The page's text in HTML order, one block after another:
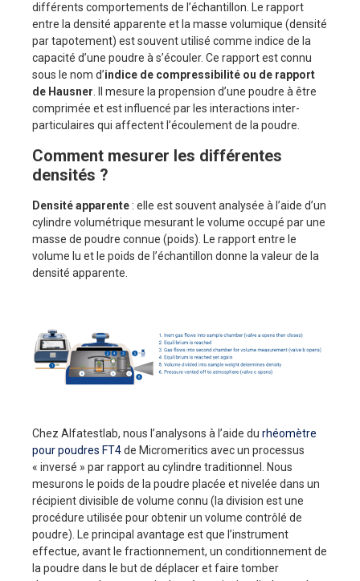
différents comportements de l’échantillon. Le rapport
entre la densité apparente et la masse volumique (densité
par tapotement) est souvent utilisé comme indice de la
capacité d’une poudre à s’écouler. Ce rapport est connu
sous le nom d’indice de compressibilité ou de rapport
de Hausner. Il mesure la propension d’une poudre à être
comprimée et est influencé par les interactions inter-
particulaires qui affectent l’écoulement de la poudre.
Comment mesurer les différentes
densités ?
Densité apparente : elle est souvent analysée à l’aide d’un
cylindre volumétrique mesurant le volume occupé par une
masse de poudre connue (poids). Le rapport entre le
volume lu et le poids de l’échantillon donne la valeur de la
densité apparente.
Chez Alfatestlab, nous l’analysons à l’aide du rhéomètre
pour poudres FT4de Micromeritics avec un processus
« inversé » par rapport au cylindre traditionnel. Nous
mesurons le poids de la poudre placée et nivelée dans un
récipient divisible de volume connu (la division est une
procédure utilisée pour obtenir un volume contrôlé de
poudre). Le principal avantage est que l’instrument
effectue, avant le fractionnement, un conditionnement de
la poudre dans le but de déplacer et faire tomber